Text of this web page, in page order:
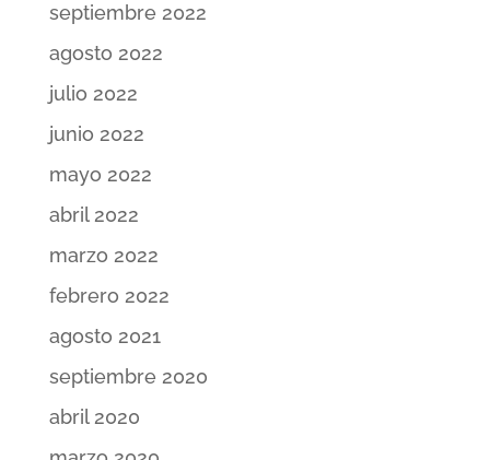
septiembre 2022
agosto 2022
julio 2022
junio 2022
mayo 2022
abril 2022
marzo 2022
febrero 2022
agosto 2021
septiembre 2020
abril 2020